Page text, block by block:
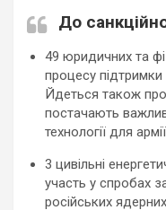
До
49 юридичних та
процесу підтримки
Йдеться також про
постачають
технології для
3 цивільні
участь у спробах
російських